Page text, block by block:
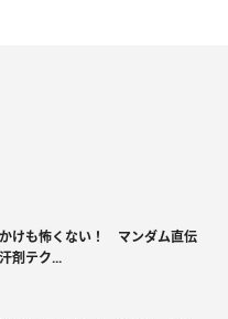
けも怖くない！ マンダム直伝
剤テク...